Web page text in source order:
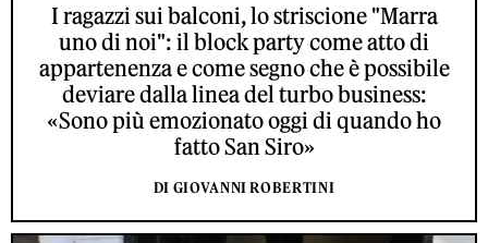
I ragazzi sui balconi, lo striscione "Marra
uno di noi": il block party come atto di
appartenenza e come segno che è possibile
deviare dalla linea del turbo business:
«Sono più emozionato oggi di quando ho
fatto San Siro»
DI GIOVANNI ROBERTINI